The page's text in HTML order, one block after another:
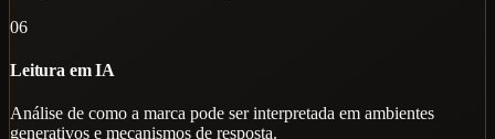
06
Leitura em IA
Análise de como a marca pode ser interpretada em ambientes
generativos e mecanismos de resposta.